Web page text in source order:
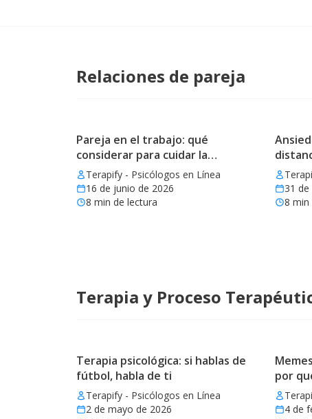
Relaciones de pareja
Pareja en el trabajo: qué
considerar para cuidar la
relación
Terapify - Psicólogos en Línea
16 de junio de 2026
8 min de lectura
31
8 min
Terapia y Proceso
Terapia psicológica: si hablas de
fútbol, habla de ti
Terapify - Psicólogos en Línea
2 de mayo de 2026
por
4 de